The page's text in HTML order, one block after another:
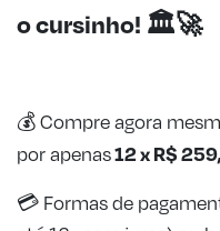
o cursinho! 🏛️🚀
💰Compre agora
por apenas12 x R$
💳 Formas de